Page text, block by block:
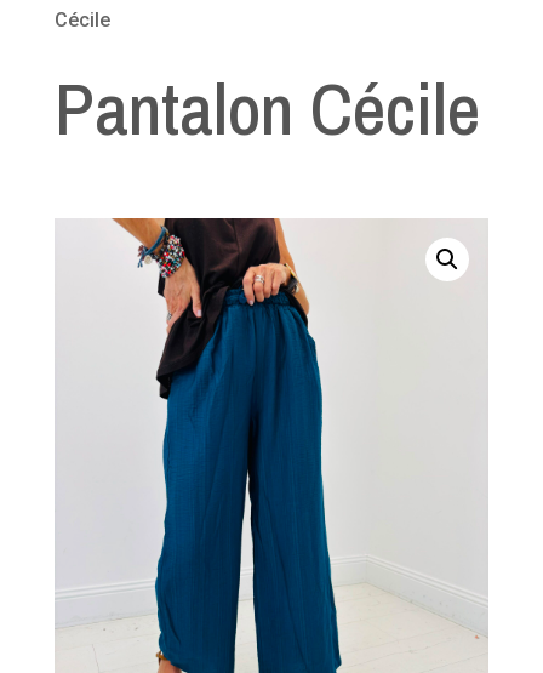
Cécile
Pantalon Cécile